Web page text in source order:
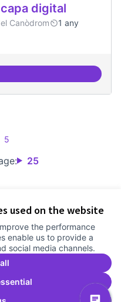
used on the website
the performance
enable us to provide a
social media channels.
digital
Canòdrom
1 any
línia de DDHH i capa
25
5
language